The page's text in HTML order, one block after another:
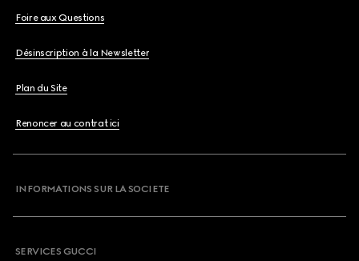
Foire aux Questions
Désinscription à la Newsletter
Plan du Site
Renoncer au contrat ici
INFORMATIONS SUR LA SOCIETE
SERVICES GUCCI